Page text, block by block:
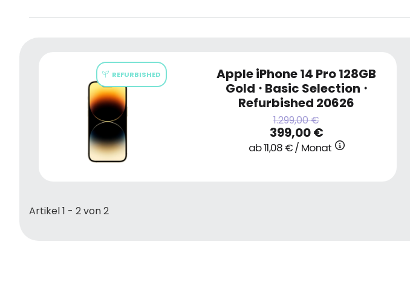
REFURBISHED
Apple iPhone 14 Pro 128GB
Gold・Basic Selection・
Refurbished 20626
1.299,00 €
399,00 €
ab 11,08 € / Monat
Artikel 1 - 2 von 2